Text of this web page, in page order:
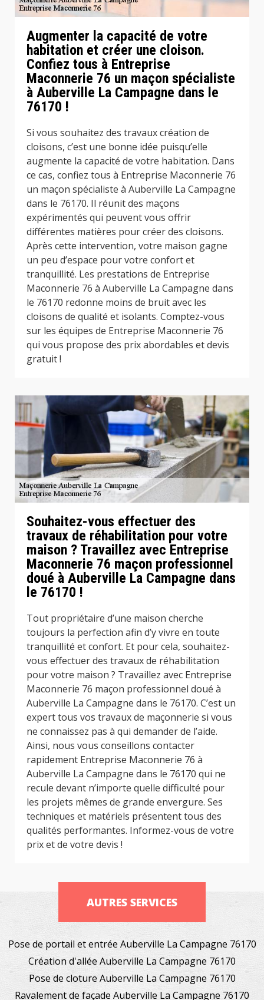
Augmenter la capacité de votre
habitation et créer une cloison.
Confiez tous à Entreprise
Maconnerie 76 un maçon spécialiste
à Auberville La Campagne dans le
76170 !
Si vous souhaitez des travaux création de
cloisons, c’est une bonne idée puisqu’elle
augmente la capacité de votre habitation. Dans
ce cas, confiez tous à Entreprise Maconnerie 76
un maçon spécialiste à Auberville La Campagne
dans le 76170. Il réunit des maçons
expérimentés qui peuvent vous offrir
différentes matières pour créer des cloisons.
Après cette intervention, votre maison gagne
un peu d’espace pour votre confort et
tranquillité. Les prestations de Entreprise
Maconnerie 76 à Auberville La Campagne dans
le 76170 redonne moins de bruit avec les
cloisons de qualité et isolants. Comptez-vous
sur les équipes de Entreprise Maconnerie 76
qui vous propose des prix abordables et devis
gratuit !
Souhaitez-vous effectuer des
travaux de réhabilitation pour votre
maison ? Travaillez avec Entreprise
Maconnerie 76 maçon professionnel
doué à Auberville La Campagne dans
le 76170 !
Tout propriétaire d’une maison cherche
toujours la perfection afin d’y vivre en toute
tranquillité et confort. Et pour cela, souhaitez-
vous effectuer des travaux de réhabilitation
pour votre maison ? Travaillez avec Entreprise
Maconnerie 76 maçon professionnel doué à
Auberville La Campagne dans le 76170. C’est un
expert tous vos travaux de maçonnerie si vous
ne connaissez pas à qui demander de l’aide.
Ainsi, nous vous conseillons contacter
rapidement Entreprise Maconnerie 76 à
Auberville La Campagne dans le 76170 qui ne
recule devant n’importe quelle difficulté pour
les projets mêmes de grande envergure. Ses
techniques et matériels présentent tous des
qualités performantes. Informez-vous de votre
prix et de votre devis !
AUTRES SERVICES
Pose de portail et entrée Auberville La Campagne 76170
Création d'allée Auberville La Campagne 76170
Pose de cloture Auberville La Campagne 76170
Ravalement de façade Auberville La Campagne 76170